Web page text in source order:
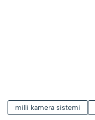
milli kamera sistemi